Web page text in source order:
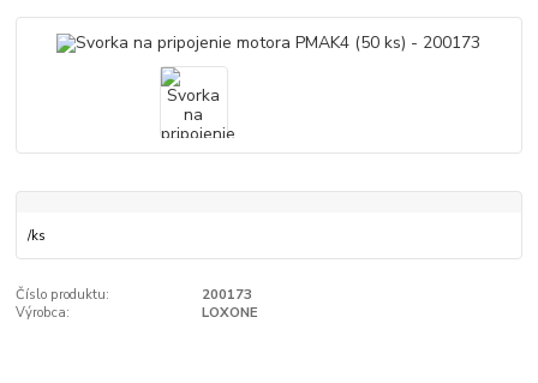
/ks
Číslo produktu:
200173
Výrobca:
LOXONE